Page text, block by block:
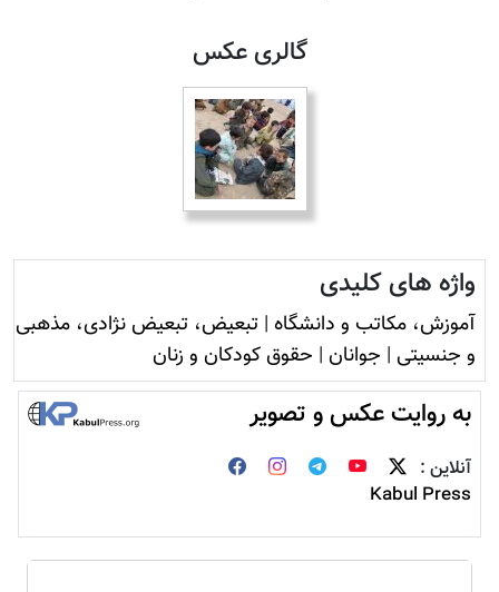
گالری عکس
واژه های کلیدی
آموزش، مکاتب و دانشگاه | تبعیض، تبعیض نژادی، مذهبی
و جنسیتی | جوانان | حقوق کودکان و زنان
به روایت عکس و تصویر
آنلاین :
Kabul Press